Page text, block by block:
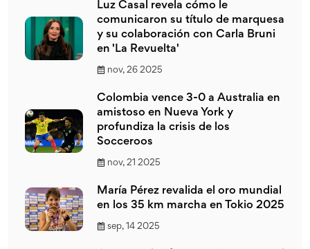
Luz Casal revela cómo le
comunicaron su título de marquesa
y su colaboración con Carla Bruni
en 'La Revuelta'
nov, 26 2025
Colombia vence 3-0 a Australia en
amistoso en Nueva York y
profundiza la crisis de los
Socceroos
nov, 21 2025
María Pérez revalida el oro mundial
en los 35 km marcha en Tokio 2025
sep, 14 2025